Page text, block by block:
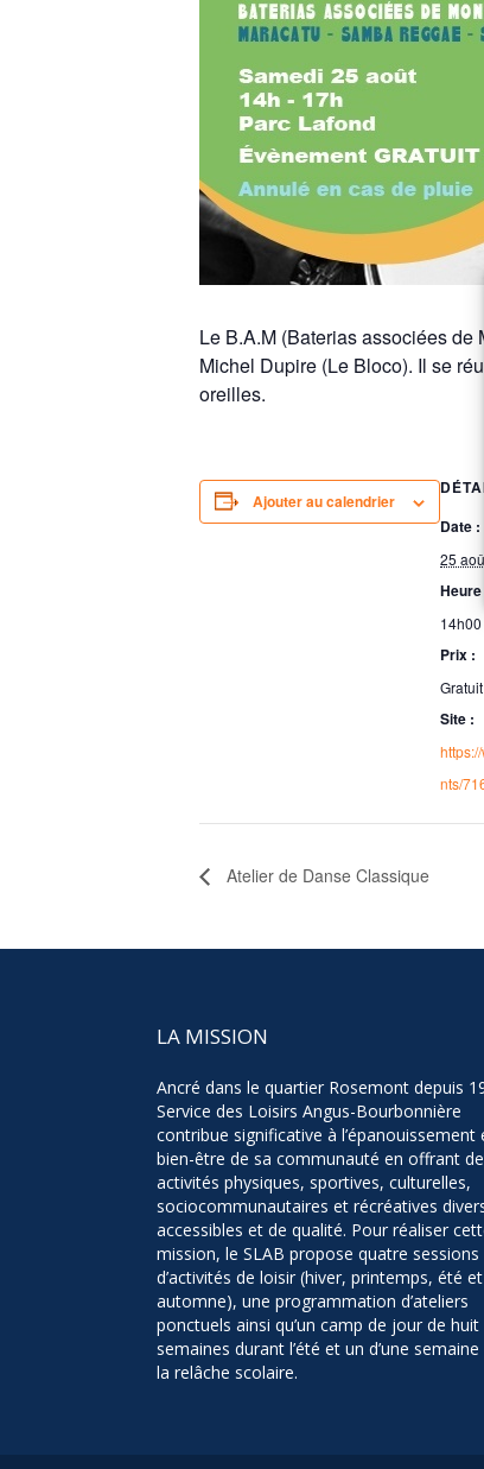
Le B.A.M (Baterias associées de
Michel Dupire (Le Bloco). Il se
oreilles.
Ajouter au calendrier
Date :
25
Heure
Prix :
Gratuit
Site :
nts/
Atelier de Danse Classique
LA MISSION
Ancré dans le quartier Rosemont depuis
Service des Loisirs Angus-Bourbonnière
contribue significative à l’épanouissement
bien-être de sa communauté en offrant
activités physiques, sportives, culturelles,
sociocommunautaires et récréatives
accessibles et de qualité. Pour réaliser
mission, le SLAB propose quatre sessions
d’activités de loisir (hiver, printemps, été et
automne), une programmation d’ateliers
ponctuels ainsi qu’un camp de jour de huit
semaines durant l’été et un d’une
la relâche scolaire.